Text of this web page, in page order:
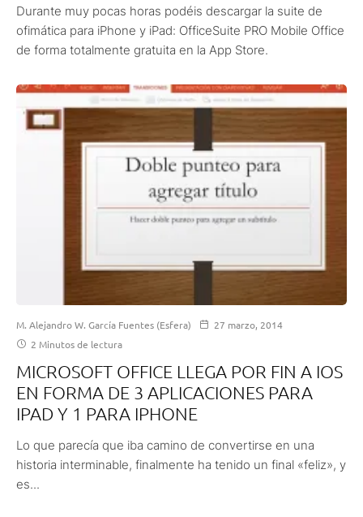
Durante muy pocas horas podéis descargar la suite de
ofimática para iPhone y iPad: OfficeSuite PRO Mobile Office
de forma totalmente gratuita en la App Store.
M. Alejandro W. García Fuentes (Esfera)
27 marzo, 2014
2 Minutos de lectura
MICROSOFT OFFICE LLEGA POR FIN A IOS
EN FORMA DE 3 APLICACIONES PARA
IPAD Y 1 PARA IPHONE
Lo que parecía que iba camino de convertirse en una
historia interminable, finalmente ha tenido un final «feliz», y
es...